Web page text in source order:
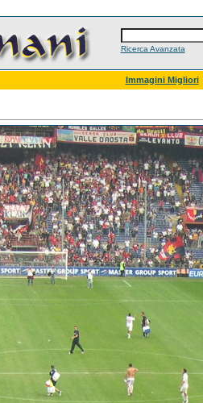
Ricerca Avanzata
Immagini Migliori